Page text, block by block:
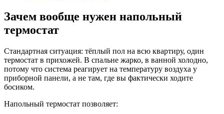
Зачем вообще нужен напольный
термостат
Стандартная ситуация: тёплый пол на всю квартиру, один
термостат в прихожей. В спальне жарко, в ванной холодно,
потому что система реагирует на температуру воздуха у
приборной панели, а не там, где вы фактически ходите
босиком.
Напольный термостат позволяет: